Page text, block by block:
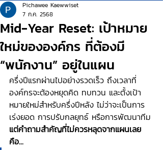
Mid-Year Reset: เป้าหมาย
ใหม่ขององค์กร ที่ต้องมี
“พนักงาน” อยู่ในแผน
Pichawee Kaewwiset
7 ก.ค. 2568
ครึ่งปีแรกผ่านไปอย่างรวดเร็ว ถึงเวลาที่
องค์กรจะต้องหยุดคิด ทบทวน และตั้งเป้า
หมายใหม่สำหรับครึ่งปีหลัง ไม่ว่าจะเป็นการ
เร่งยอด การปรับกลยุทธ์ หรือการพัฒนาทีม
แต่คำถามสำคัญที่ไม่ควรหลุดจากแผนเลย
คือ...